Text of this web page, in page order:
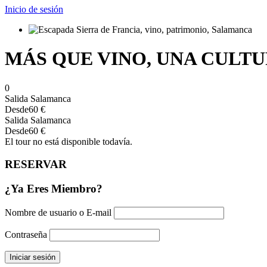
Inicio de sesión
MÁS QUE VINO, UNA
0
Salida Salamanca
Desde60 €
Salida Salamanca
Desde60 €
El tour no está disponible todavía.
RESERVAR
¿Ya Eres Miembro?
Nombre de usuario o E-mail
Contraseña